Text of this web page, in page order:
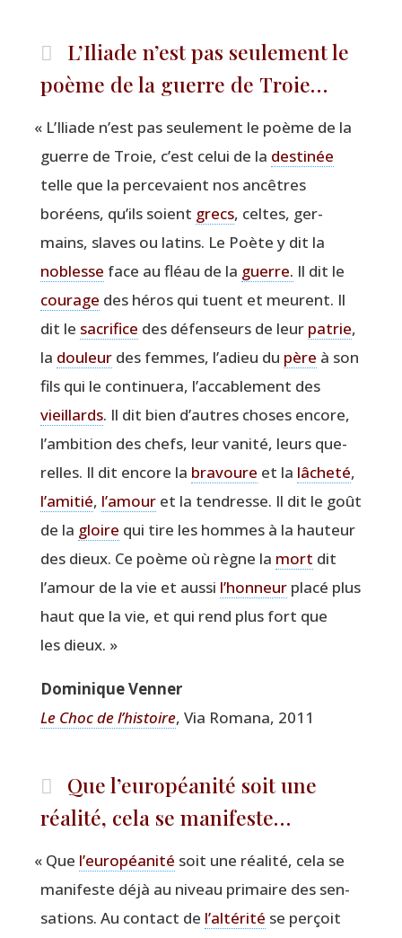
L’Iliade n’est pas seulement le
poème de la guerre de Troie…
« L’Iliade n’est pas seule­ment le poème de la
guerre de Troie, c’est celui de la des­ti­née
telle que la per­ce­vaient nos ancêtres
boréens, qu’ils soient grecs, celtes, ger­
mains, slaves ou latins. Le Poète y dit la
noblesse face au fléau de la guerre. Il dit le
cou­rage des héros qui tuent et meurent. Il
dit le sacri­fice des défen­seurs de leur patrie,
la dou­leurdes femmes, l’adieu du père à son
fils qui le conti­nue­ra, l’accablement des
vieillards. Il dit bien d’autres choses encore,
l’ambition des chefs, leur vani­té, leurs que­
relles. Il dit encore la bra­voure et la lâche­té,
l’amitié, l’amouret la ten­dresse. Il dit le goût
de la gloire qui tire les hommes à la hau­teur
des dieux. Ce poème où règne la mort dit
l’amour de la vie et aus­si l’honneurpla­cé plus
haut que la vie, et qui rend plus fort que
les dieux. »
Domi­nique Venner
Le Choc de l’histoire, Via Roma­na, 2011
Que l’européanité soit une
réalité, cela se manifeste…
« Que l’européanité soit une réa­li­té, cela se
mani­feste déjà au niveau pri­maire des sen­
sa­tions. Au contact de l’altérité se per­çoit